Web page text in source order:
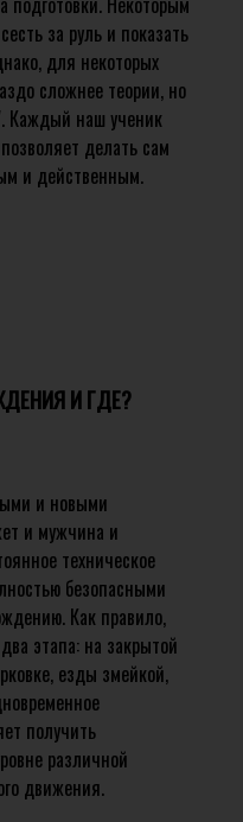
за руль и показать
для некоторых
сложнее теории, но
Каждый наш ученик
делать сам
и действенным.
И ГДЕ?
и новыми
и мужчина и
техническое
безопасными
Как правило,
этапа: на закрытой
езды змейкой,
получить
различной
движения.